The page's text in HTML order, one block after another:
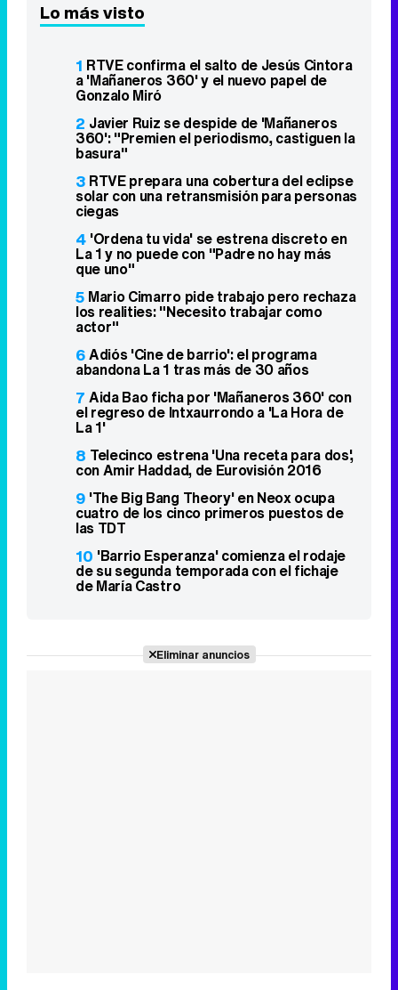
Lo más visto
1 RTVE confirma el salto de Jesús Cintora
a 'Mañaneros 360' y el nuevo papel de
Gonzalo Miró
2 Javier Ruiz se despide de 'Mañaneros
360': "Premien el periodismo, castiguen la
basura"
3 RTVE prepara una cobertura del eclipse
solar con una retransmisión para personas
ciegas
4 'Ordena tu vida' se estrena discreto en
La 1 y no puede con "Padre no hay más
que uno"
5 Mario Cimarro pide trabajo pero rechaza
los realities: "Necesito trabajar como
actor"
6Adiós 'Cine de barrio': el programa
abandona La 1 tras más de 30 años
7 Aida Bao ficha por 'Mañaneros 360' con
el regreso de Intxaurrondo a 'La Hora de
La 1'
8 Telecinco estrena 'Una receta para dos',
con Amir Haddad, de Eurovisión 2016
9 'The Big Bang Theory' en Neox ocupa
cuatro de los cinco primeros puestos de
las TDT
10 'Barrio Esperanza' comienza el rodaje
de su segunda temporada con el fichaje
de María Castro
Eliminar anuncios